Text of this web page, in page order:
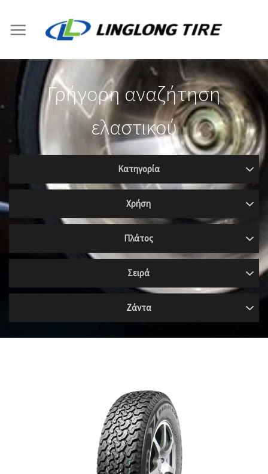
content
Γρήγορη αναζήτηση
ελαστικού
Κατηγορία
Χρήση
Πλάτος
Σειρά
Ζάντα